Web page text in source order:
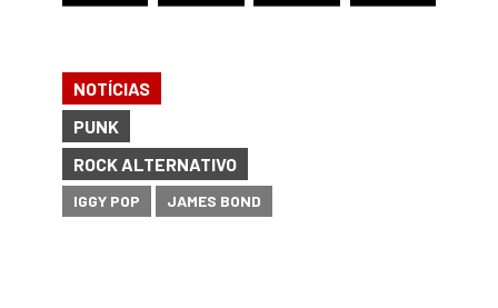
NOTÍCIAS
PUNK
ROCK ALTERNATIVO
IGGY POP JAMES BOND